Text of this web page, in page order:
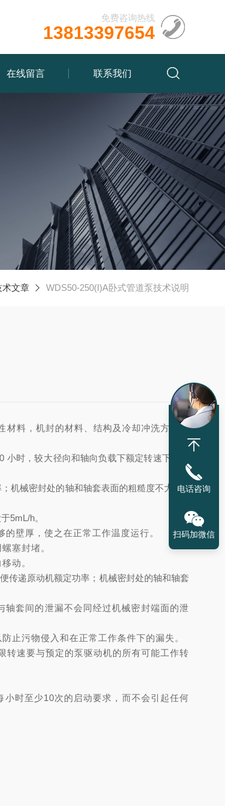
免费咨询热线
13813397654
在线留言 联系我们
术文章 WDS50-250(I)A卧式管道泵技术说明
材料，机封的材料、结构及冷却冲洗方案应
小时，较大径向和轴向负载下额定转速下至少
机械密封处的轴和轴套表面的粗糙度不大于0.
5mL/h。
的壁厚，使之在正常 工作温度运行。
塞封堵。
动。
传递原动机额定功率；机械密封处的轴和轴套
套间的泄漏不会同经过机械密封端面的泄
止污物侵入和在正常工作条件下的漏失。
转速要与预定的泵驱动机的所有可能工作转
小时至少10次的启动要求，而不会引起任何
电话咨询
扫码加微信